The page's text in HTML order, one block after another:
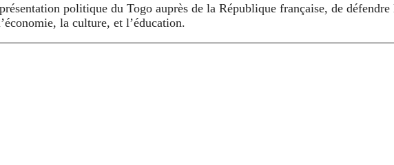
politique du Togo auprès de la République française, de défendre
la culture, et l’éducation.